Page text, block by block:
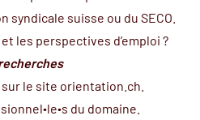
syndicale suisse ou du SECO
les perspectives d’emploi ?
le site orientation.ch
du domaine.